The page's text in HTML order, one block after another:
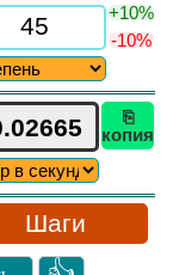
+10%
-10%
⎘
копия
Шаги